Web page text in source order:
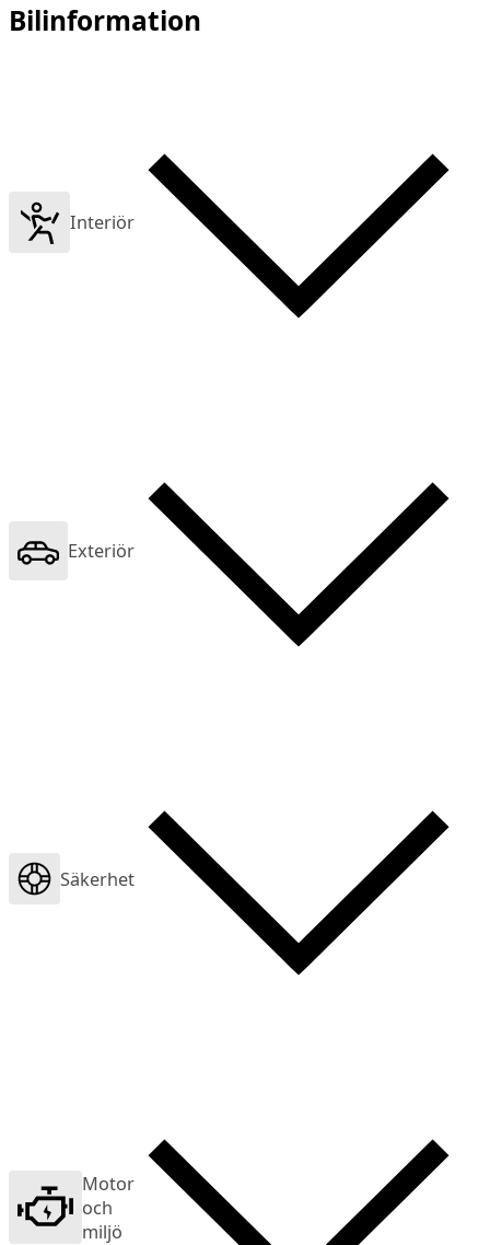
Bilinformation
Interiör
Exteriör
Säkerhet
Motor
och
miljö